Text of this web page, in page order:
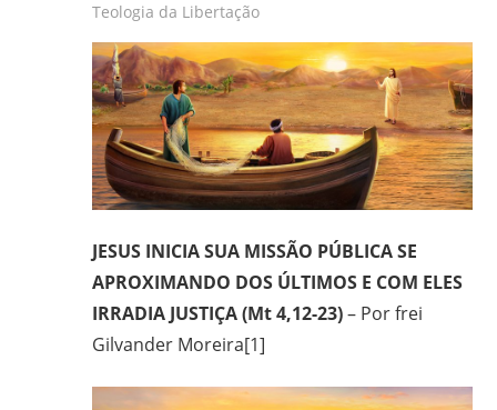
carmelita;
bacharel
licenciado
bacharel
Teologia da Libertação
JESUS INICIA SUA MISSÃO PÚBLICA SE
APROXIMANDO DOS ÚLTIMOS E COM ELES
IRRADIA JUSTIÇA (Mt 4,12-23)– Por frei
Gilvander Moreira[1]